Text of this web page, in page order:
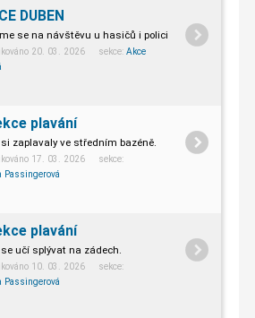
DUBEN
se na návštěvu u hasičů i policie ČR.
20. 03. 2026 sekce: Akce
plavání
zaplavaly ve středním bazéně.
17. 03. 2026 sekce:
Passingerová
plavání
učí splývat na zádech.
10. 03. 2026 sekce:
Passingerová